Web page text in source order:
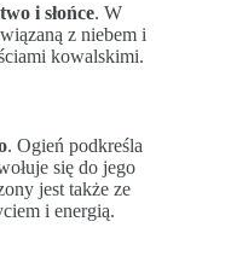
i słońce. W
z niebem i
kowalskimi.
. Ogień podkreśla
się do jego
jest także ze
i energią.